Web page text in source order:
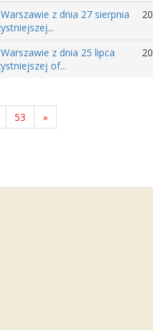
z dnia 27 sierpnia
z dnia 25 lipca
of...
53 »